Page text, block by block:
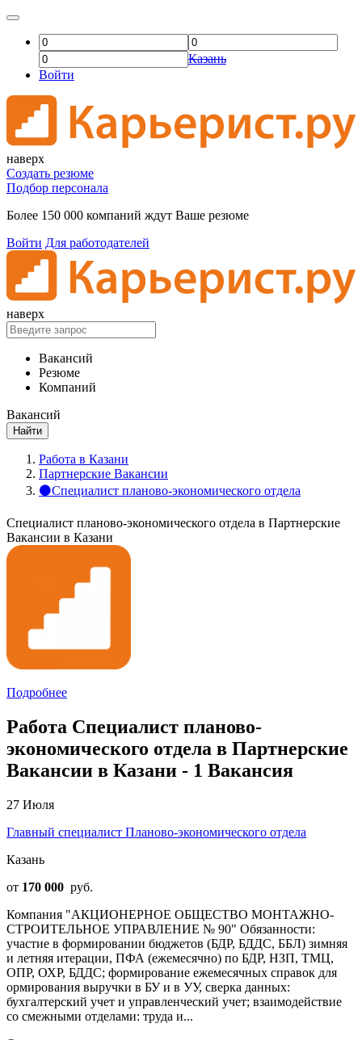
Казань
Войти
наверх
Создать резюме
Подбор персонала
Более 150 000 компаний ждут Ваше резюме
Войти Для работодателей
наверх
Вакансий
Резюме
Компаний
Вакансий
Найти
Работа в Казани
Партнерские Вакансии
⚫Специалист планово-экономического отдела
Специалист планово-экономического отдела в Партнерские
Вакансии в Казани
Подробнее
Работа Специалист планово-
экономического отдела в Партнерские
Вакансии в Казани - 1 Вакансия
27 Июля
Главный специалист Планово-экономического отдела
Казань
от 170 000 руб.
Компания "АКЦИОНЕРНОЕ ОБЩЕСТВО МОНТАЖНО-
СТРОИТЕЛЬНОЕ УПРАВЛЕНИЕ № 90" Обязанности:
участие в формировании бюджетов (БДР, БДДС, ББЛ) зимняя
и летняя итерации, ПФА (ежемесячно) по БДР, НЗП, ТМЦ,
ОПР, ОХР, БДДС; формирование ежемесячных справок для
ормирования выручки в БУ и в УУ, сверка данных:
бухгалтерский учет и управленческий учет; взаимодействие
со смежными отделами: труда и...